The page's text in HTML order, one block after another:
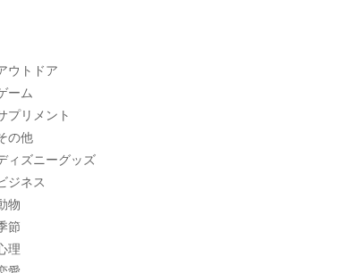
ウトドア
ーム
プリメント
の他
ィズニーグッズ
ジネス
物
節
理